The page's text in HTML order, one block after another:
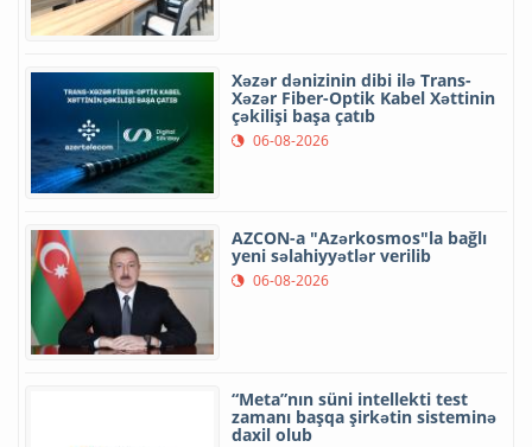
Xəzər dənizinin dibi ilə Trans-
Xəzər Fiber-Optik Kabel Xəttinin
çəkilişi başa çatıb
06-08-2026
AZCON-a "Azərkosmos"la bağlı
yeni səlahiyyətlər verilib
06-08-2026
“Meta”nın süni intellekti test
zamanı başqa şirkətin sisteminə
daxil olub